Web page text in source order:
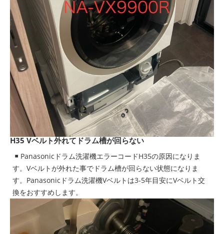
H35 Vベルト外れてドラム槽が回らない
Panasonicドラム洗濯機エラーコードH35の原因になりま
す。Vベルトが外れた事でドラム槽が回らない状態になりま
す。Panasonicドラム洗濯機Vベルトは3-5年目安にVベルト交
換をおすすめします。